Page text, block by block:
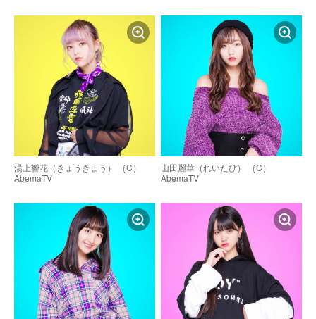
湯上響花（きょうきょう） （C）
AbemaTV
山田麗華（れいたぴ） （C）
AbemaTV